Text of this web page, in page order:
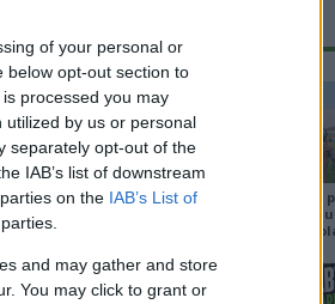
of your personal or
below opt-out section to
processed you may
by us or personal
separately opt-out of the
IAB’s list of downstream
on the IAB’s List of
and may gather and store
You may click to grant or
18 66
77
Jakub Jeleń
Stalowa